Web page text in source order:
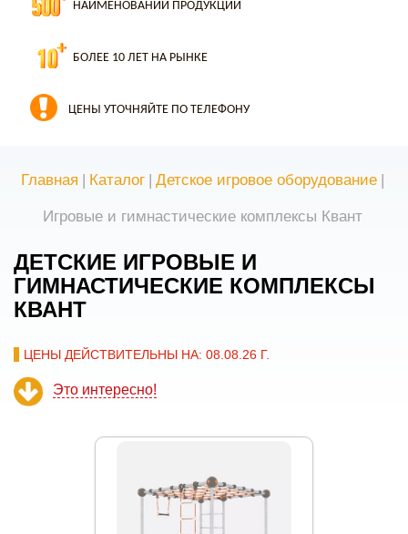
НАИМЕНОВАНИЙ ПРОДУКЦИИ
БОЛЕЕ 10 ЛЕТ НА РЫНКЕ
ЦЕНЫ УТОЧНЯЙТЕ ПО ТЕЛЕФОНУ
Главная | Каталог | Детское игровое оборудование |
Игровые и гимнастические комплексы Квант
ДЕТСКИЕ ИГРОВЫЕ И
ГИМНАСТИЧЕСКИЕ КОМПЛЕКСЫ
КВАНТ
ЦЕНЫ ДЕЙСТВИТЕЛЬНЫ НА: 08.08.26 Г.
Это интересно!